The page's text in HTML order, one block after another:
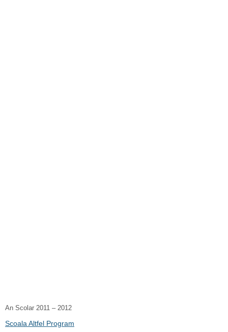
An Scolar 2011 – 2012
Scoala Altfel Program